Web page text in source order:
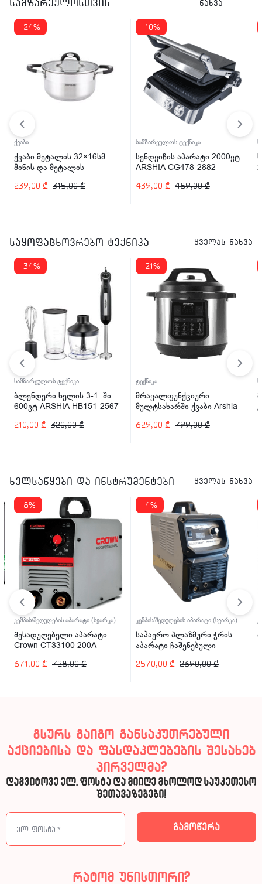
სამზარეულოსთვის ნახვა
-24%
ქვაბი
ქვაბი მეტალის 32×16სმ
მინის და მეტალის
3083
315,00₾
239,00 ₾
-10%
სამზარეულოს ტექნიკა
სენდვიჩის აპარატი 2000ვტ
ARSHIA CG478-2882
489,00₾
439,00 ₾
საყოფაცხოვრებო ტექნიკა ყველას ნახვა
-34%
სამზარეულოს ტექნიკა
ბლენდერი ხელის 3-1_ში
600ვტ ARSHIA HB151-2567
320,00₾
210,00 ₾
-21%
ტექნიკა
მრავალფუნქციური
მულტსახარში ქვაბი Arshia
799,00₾
629,00 ₾
ხელსაწყები და ინსტრუმენტები ყველას ნახვა
-8%
კემპის/შედუღების აპარატი (სვარკა)
შესადუღებელი აპარატი
Crown CT33100 200A
728,00₾
671,00 ₾
-4%
კემპის/შედუღების აპარატი (სვარკა)
საჰაერო პლაზმური ჭრის
აპარატი ჩაშენებული
WDK-40CUT-C 40A
2690,00₾
2570,00 ₾
გსურს გაიგო განსაკუთრებული
აქციებისა და ფასდაკლებების შესახებ
პირველმა?
დაგვიტოვე ელ. ფოსტა და მიიღე მხოლოდ საუკეთესო
შეთავაზებები!
რატომ უნისთორი?